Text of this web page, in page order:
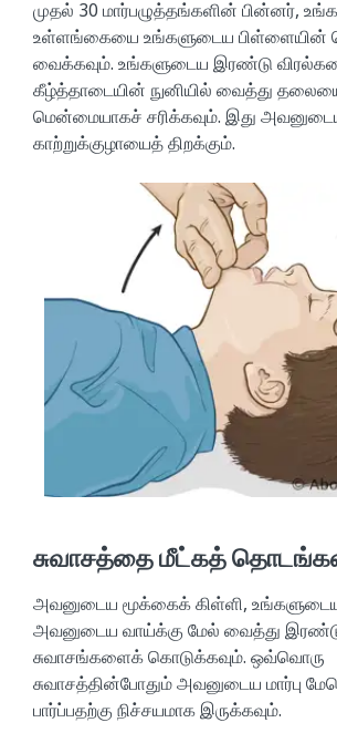
முதல் 30 மார்பழுத்தங்களின் பின்னர்,
உள்ளங்கையை உங்களுடைய பிள்ளையின்
வைக்கவும். உங்களுடைய இரண்டு
கீழ்த்தாடையின் நுனியில் வைத்து
மென்மையாகச் சரிக்கவும். இது
காற்றுக்குழாயைத் திறக்கும்.
சுவாசத்தை மீட்கத்
அவனுடைய மூக்கைக் கிள்ளி,
அவனுடைய வாய்க்கு மேல் வைத்து
சுவாசங்களைக் கொடுக்கவும். ஒவ்வொரு
சுவாசத்தின்போதும் அவனுடைய மார்பு
பார்ப்பதற்கு நிச்சயமாக இருக்கவும்.